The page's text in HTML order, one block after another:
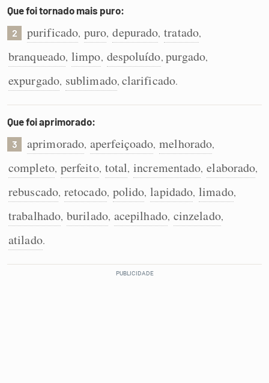
Caça-palavras
Dicionário
Sinônimos
Que foi tornado mais puro:
2 purificado, puro, depurado, tratado,
branqueado, limpo, despoluído, purgado,
expurgado, sublimado, clarificado.
Que foi aprimorado:
3 aprimorado, aperfeiçoado, melhorado,
completo, perfeito, total, incrementado, elaborado,
rebuscado, retocado, polido, lapidado, limado,
trabalhado, burilado, acepilhado, cinzelado,
atilado.